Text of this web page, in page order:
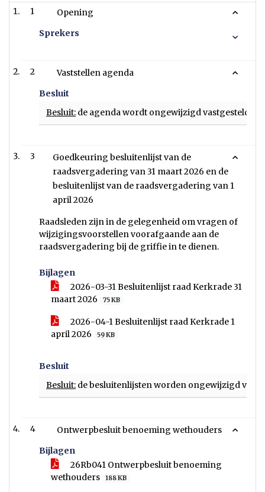
1
Opening
Sprekers
2
Vaststellen agenda
Besluit
Besluit: de agenda wordt ongewijzigd vastgesteld.
3
Goedkeuring besluitenlijst van de
raadsvergadering van 31 maart 2026 en de
besluitenlijst van de raadsvergadering van 1
april 2026
Raadsleden zijn in de gelegenheid om vragen of
wijzigingsvoorstellen voorafgaande aan de
raadsvergadering bij de griffie in te dienen.
Bijlagen
2026-03-31 Besluitenlijst raad Kerkrade 31
maart 2026
75 KB
2026-04-1 Besluitenlijst raad Kerkrade 1
april 2026
59 KB
Besluit
Besluit: de besluitenlijsten worden ongewijzigd
4
Ontwerpbesluit benoeming wethouders
Bijlagen
26Rb041 Ontwerpbesluit benoeming
wethouders
188 KB